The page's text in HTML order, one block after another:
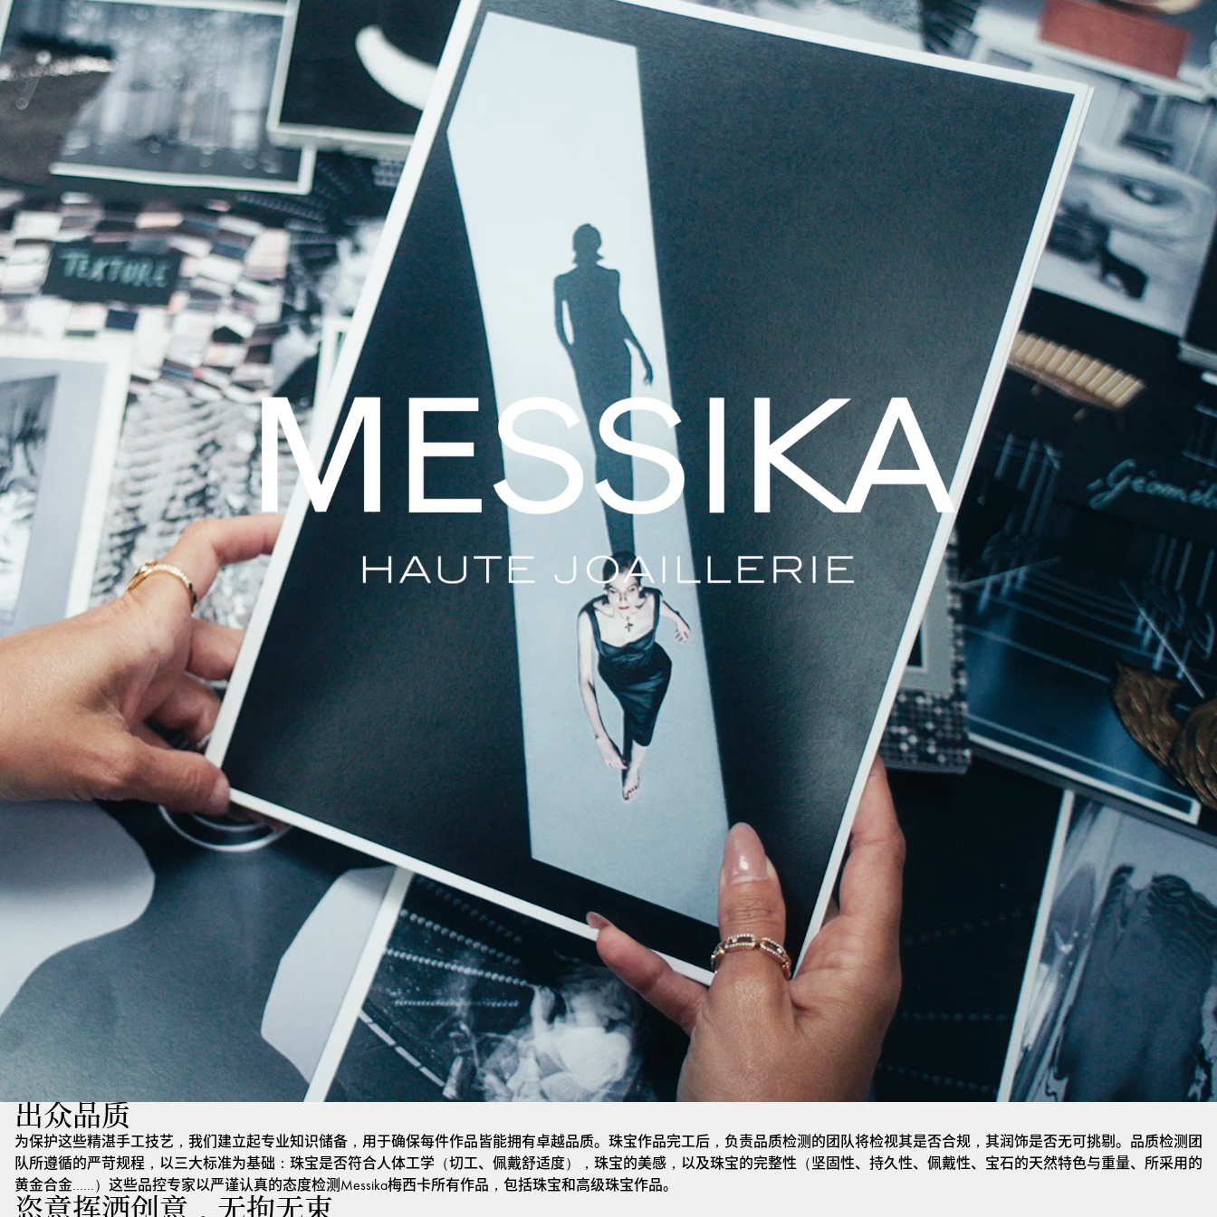
出众品质
为保护这些精湛手工技艺，我们建立起专业知识储备，用于确保每件作品皆能拥有卓越品质。珠宝作品完工后，负责品质检测的团队将检视其是否合规，其润饰是否无可挑剔。品质检测团
队所遵循的严苛规程，以三大标准为基础：珠宝是否符合人体工学（切工、佩戴舒适度），珠宝的美感，以及珠宝的完整性（坚固性、持久性、佩戴性、宝石的天然特色与重量、所采用的
黄金合金……）这些品控专家以严谨认真的态度检测Messika梅西卡所有作品，包括珠宝和高级珠宝作品。